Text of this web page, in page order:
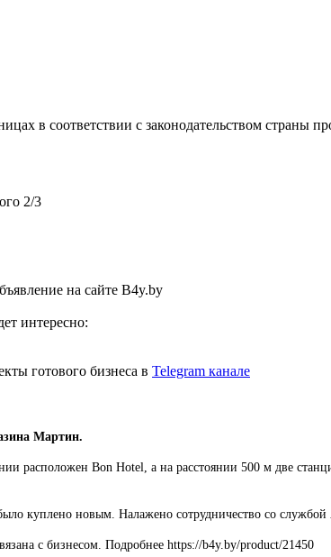
в соответствии с законодательством страны
2/3
на сайте B4y.by
интересно:
готового бизнеса в Telegram канале
Мартин.
расположен Bon Hotel, а на расстоянии 500 м две
куплено новым. Налажено сотрудничество со
с бизнесом. Подробнее https://b4y.by/product/21450